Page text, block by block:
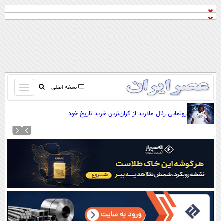
نسخه اصلی
باز
و
کردن
منو
صفحه اول
نظرسنجی
آب و هوا
سواد زندگی
رونمایی رئال مادرید از گران‌ترین خرید تاریخ خود